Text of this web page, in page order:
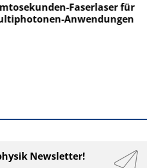
Faserlaser für
Anwendungen
Newsletter!